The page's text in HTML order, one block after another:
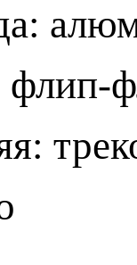
флип-